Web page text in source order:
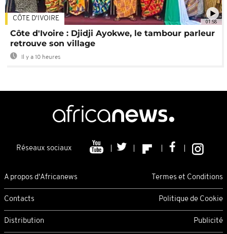
01:58
CÔTE D'IVOIRE
Côte d'Ivoire : Djidji Ayokwe, le tambour parleur
retrouve son village
Il y a 10 heures
Réseaux sociaux
A propos d'Africanews Termes et Conditions
Contacts Politique de Cookie
Distribution Publicité